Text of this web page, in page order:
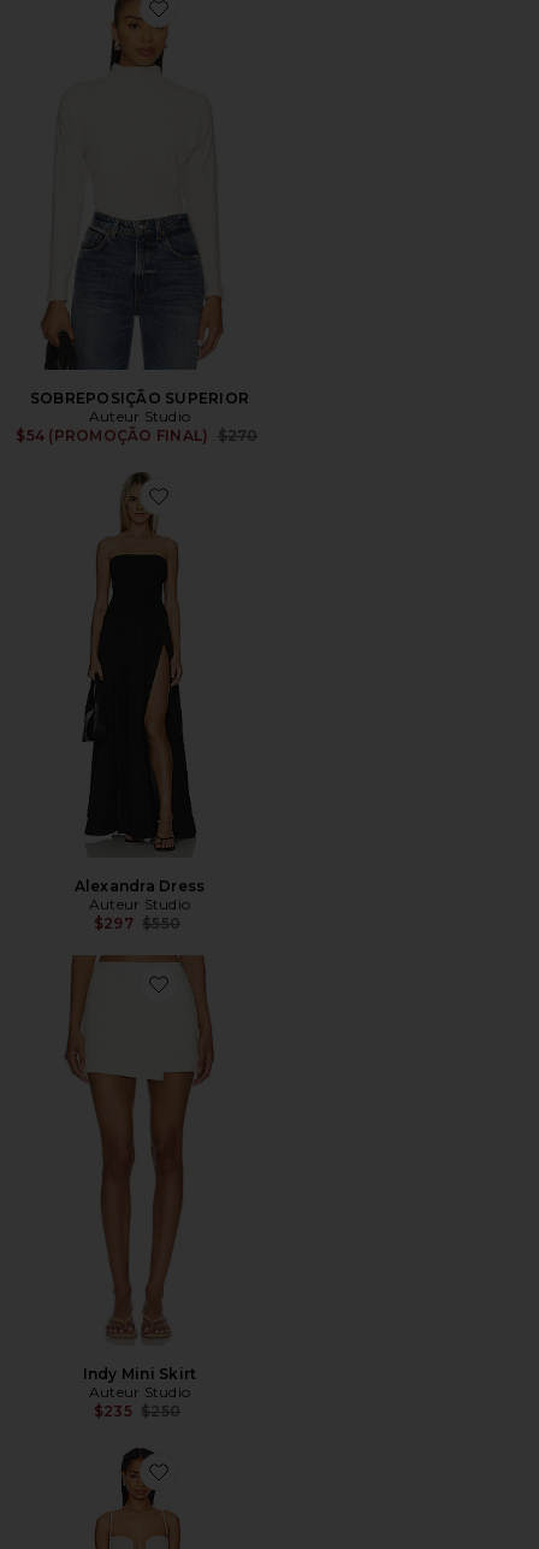
Favorite SOBREPOSIÇÃO SUPERIOR
SOBREPOSIÇÃO SUPERIOR
Auteur Studio
$54 (PROMOÇÃO FINAL)
Previous price:
$270
Favorite Alexandra Dress
Alexandra Dress
Auteur Studio
$297 Previous price:
$550
Favorite Indy Mini Skirt
Indy Mini Skirt
Auteur Studio
$235 Previous price:
$250
Favorite Mae Dress